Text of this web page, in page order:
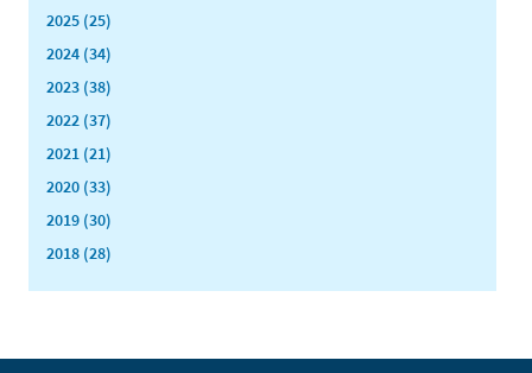
2025 (25)
2024 (34)
2023 (38)
2022 (37)
2021 (21)
2020 (33)
2019 (30)
2018 (28)